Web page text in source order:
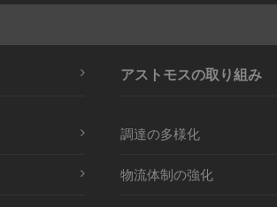
アストモスの取り組み
調達の多様化
物流体制の強化